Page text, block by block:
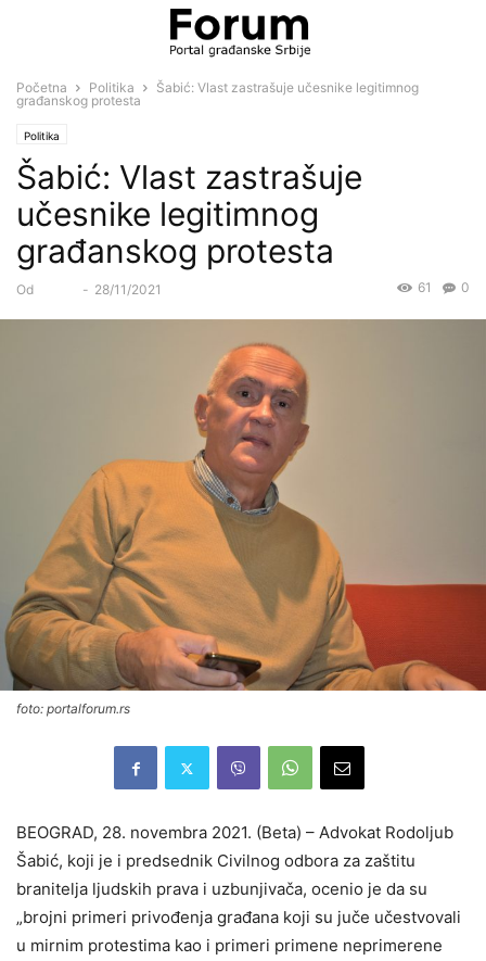
Početna Politika
Šabić: Vlast zastrašuje učesnike legitimnog
građanskog protesta
Politika
Šabić: Vlast zastrašuje
učesnike legitimnog
građanskog protesta
Od - 28/11/2021 0
61
foto: portalforum.rs
BEOGRAD, 28. novembra 2021. (Beta) – Advokat Rodoljub
Šabić, koji je i predsednik Civilnog odbora za zaštitu
branitelja ljudskih prava i uzbunjivača, ocenio je da su
„brojni primeri privođenja građana koji su juče učestvovali
u mirnim protestima kao i primeri primene neprimerene